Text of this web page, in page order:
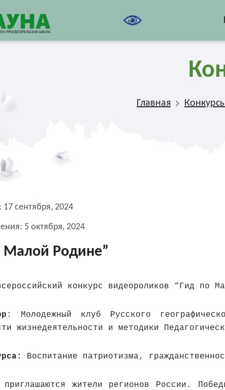
Главная
17 сентября, 2024
5 октября, 2024
Малой Родине”
конкурс видеороликов “Гид по
: Молодежный клуб Русского
жизнедеятельности и методики
Воспитание патриотизма,
жители регионов России.